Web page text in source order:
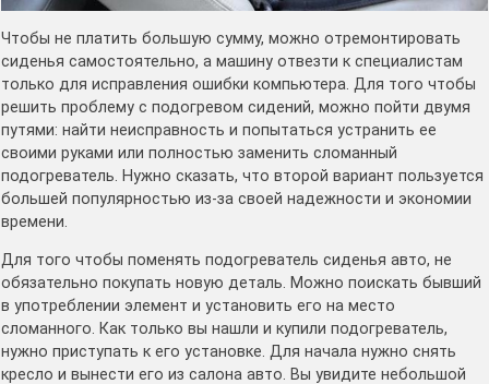
Чтобы не платить большую сумму, можно отремонтировать
сиденья самостоятельно, а машину отвезти к специалистам
только для исправления ошибки компьютера. Для того чтобы
решить проблему с подогревом сидений, можно пойти двумя
путями: найти неисправность и попытаться устранить ее
своими руками или полностью заменить сломанный
подогреватель. Нужно сказать, что второй вариант пользуется
большей популярностью из-за своей надежности и экономии
времени.
Для того чтобы поменять подогреватель сиденья авто, не
обязательно покупать новую деталь. Можно поискать бывший
в употреблении элемент и установить его на место
сломанного. Как только вы нашли и купили подогреватель,
нужно приступать к его установке. Для начала нужно снять
кресло и вынести его из салона авто. Вы увидите небольшой